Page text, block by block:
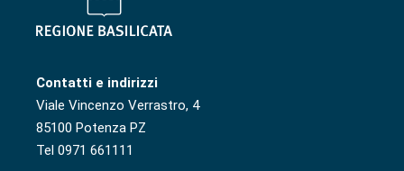
Contatti e indirizzi
Viale Vincenzo Verrastro, 4
85100 Potenza PZ
Tel 0971 661111